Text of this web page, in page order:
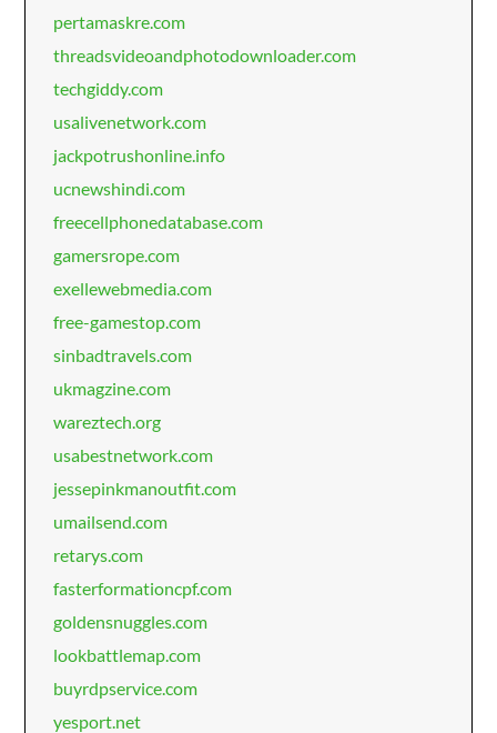
pertamaskre.com
threadsvideoandphotodownloader.com
techgiddy.com
usalivenetwork.com
jackpotrushonline.info
ucnewshindi.com
freecellphonedatabase.com
gamersrope.com
exellewebmedia.com
free-gamestop.com
sinbadtravels.com
ukmagzine.com
wareztech.org
usabestnetwork.com
jessepinkmanoutfit.com
umailsend.com
retarys.com
fasterformationcpf.com
goldensnuggles.com
lookbattlemap.com
buyrdpservice.com
yesport.net